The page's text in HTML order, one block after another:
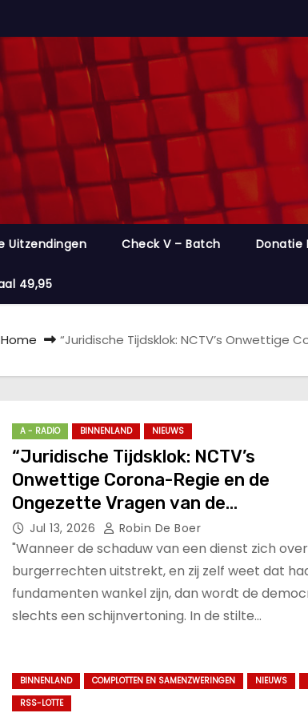
Uitzendingen Check V – Batch Donatie
49,95
Home “Juridische Tijdsklok: NCTV’s
A - RADIO BINNENLAND NIEUWS
“Juridische Tijdsklok: NCTV’s
Onwettige Corona-Regie en de
Ongezette Vragen van de
Enquêtecommissie”
Jul 13, 2026 Robin De Boer
"Wanneer de schaduw van een dienst zich
burgerrechten uitstrekt, en zij zelf weet dat
fundamenten wankel zijn, dan wordt de
slechts een schijnvertoning. In de stilte…
BINNENLAND COMPLOTTEN EN SAMENZWERINGEN NIEUWS
RSS-LOTTE